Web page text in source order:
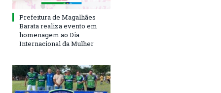
Prefeitura de Magalhães
Barata realiza evento em
homenagem ao Dia
Internacional da Mulher